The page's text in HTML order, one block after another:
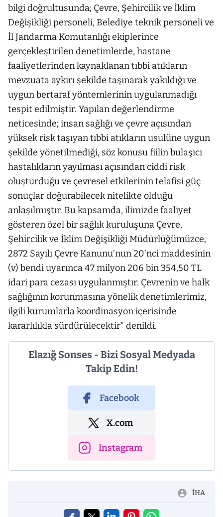
bilgi doğrultusunda; Çevre, Şehircilik ve İklim
Değişikliği personeli, Belediye teknik personeli ve
İl Jandarma Komutanlığı ekiplerince
gerçekleştirilen denetimlerde, hastane
faaliyetlerinden kaynaklanan tıbbi atıkların
mevzuata aykırı şekilde taşınarak yakıldığı ve
uygun bertaraf yöntemlerinin uygulanmadığı
tespit edilmiştir. Yapılan değerlendirme
neticesinde; insan sağlığı ve çevre açısından
yüksek risk taşıyan tıbbi atıkların usulüne uygun
şekilde yönetilmediği, söz konusu fiilin bulaşıcı
hastalıkların yayılması açısından ciddi risk
oluşturduğu ve çevresel etkilerinin telafisi güç
sonuçlar doğurabilecek nitelikte olduğu
anlaşılmıştır. Bu kapsamda, ilimizde faaliyet
gösteren özel bir sağlık kuruluşuna Çevre,
Şehircilik ve İklim Değişikliği Müdürlüğümüzce,
2872 Sayılı Çevre Kanunu’nun 20’nci maddesinin
(v) bendi uyarınca 47 milyon 206 bin 354,50 TL
idari para cezası uygulanmıştır. Çevrenin ve halk
sağlığının korunmasına yönelik denetimlerimiz,
ilgili kurumlarla koordinasyon içerisinde
kararlılıkla sürdürülecektir" denildi.
Elazığ Sonses - Bizi Sosyal Medyada
Takip Edin!
Facebook
X.com
Instagram
İHA